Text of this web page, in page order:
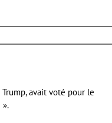
avait voté pour le
».